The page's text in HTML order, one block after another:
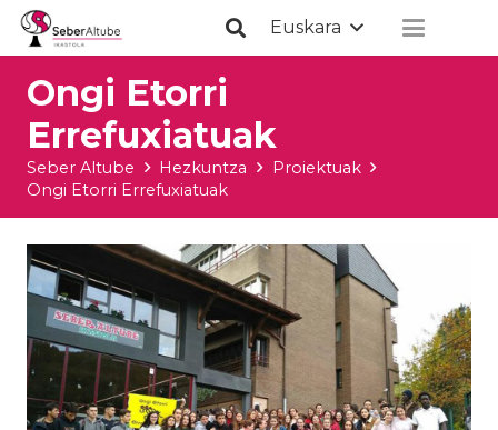
Euskara
Ongi Etorri
Errefuxiatuak
Seber Altube Hezkuntza
Proiektuak
Ongi Etorri Errefuxiatuak